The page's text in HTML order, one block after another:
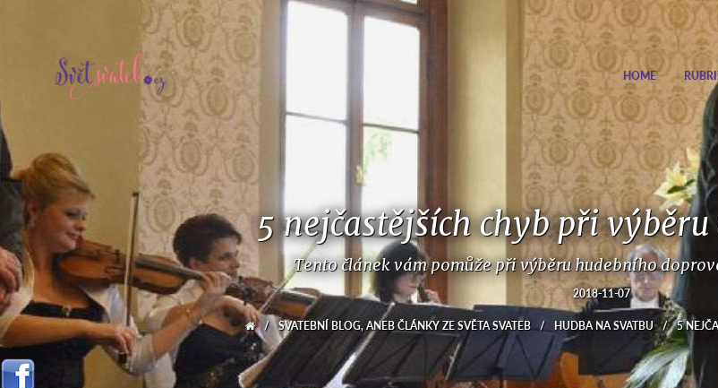
HOME
5 nejčastějších chyb při
Tento článek vám pomůže při výběru hudebního
2018-11-07
/ SVATEBNÍ BLOG, ANEB ČLÁNKY ZE SVĚTA SVATEB / HUDBA NA SVATBU / 5